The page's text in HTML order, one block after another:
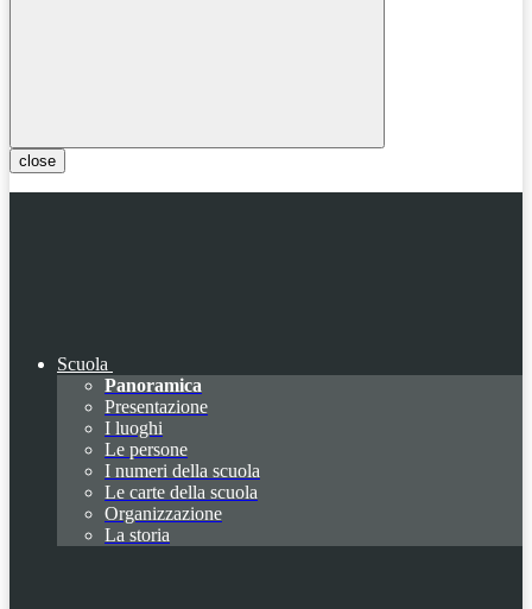
close
Scuola
Panoramica
Presentazione
I luoghi
Le persone
I numeri della scuola
Le carte della scuola
Organizzazione
La storia